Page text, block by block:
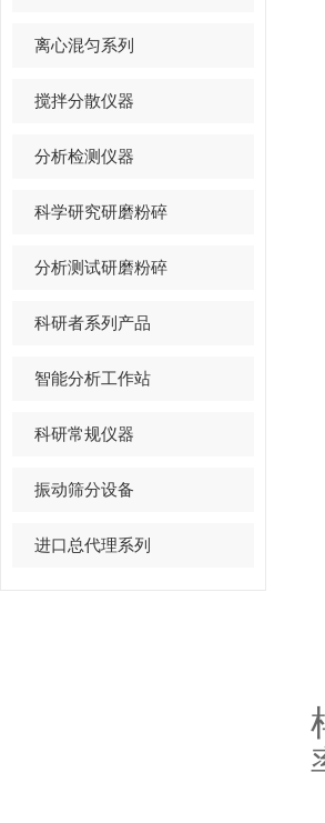
离心混匀系列
搅拌分散仪器
分析检测仪器
科学研究研磨粉碎
分析测试研磨粉碎
科研者系列产品
智能分析工作站
科研常规仪器
振动筛分设备
进口总代理系列